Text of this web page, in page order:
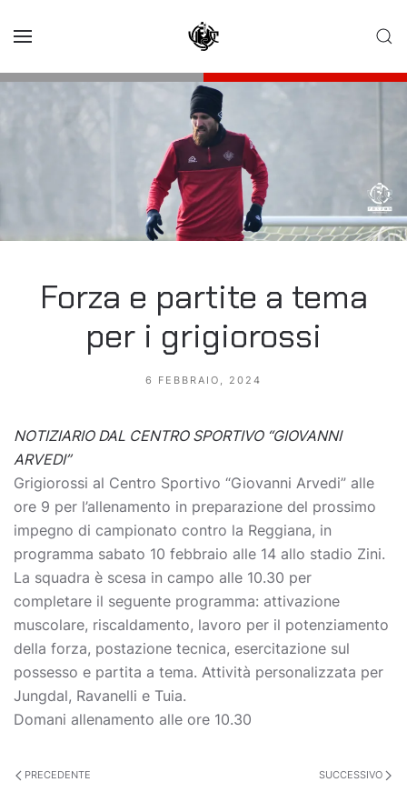
Forza e partite a tema
per i grigiorossi
6 FEBBRAIO, 2024
NOTIZIARIO DAL CENTRO SPORTIVO “GIOVANNI
ARVEDI”
Grigiorossi al Centro Sportivo “Giovanni Arvedi” alle
ore 9 per l’allenamento in preparazione del prossimo
impegno di campionato contro la Reggiana, in
programma sabato 10 febbraio alle 14 allo stadio Zini.
La squadra è scesa in campo alle 10.30 per
completare il seguente programma: attivazione
muscolare, riscaldamento, lavoro per il potenziamento
della forza, postazione tecnica, esercitazione sul
possesso e partita a tema. Attività personalizzata per
Jungdal, Ravanelli e Tuia.
Domani allenamento alle ore 10.30
PRECEDENTE SUCCESSIVO